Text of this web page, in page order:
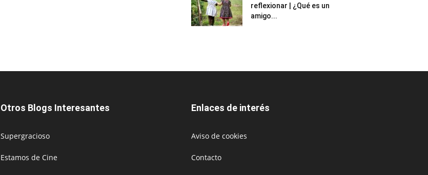
reflexionar | ¿Qué es un
amigo...
Otros Blogs Interesantes
Supergracioso
Estamos de Cine
Enlaces de interés
Aviso de cookies
Contacto